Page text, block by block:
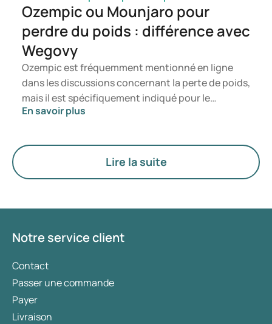
Ozempic ou Mounjaro pour
perdre du poids : différence avec
Wegovy
Ozempic est fréquemment mentionné en ligne
dans les discussions concernant la perte de poids,
mais il est spécifiquement indiqué pour le
traitement du diabète de type 2. Si vous
poids, des médicaments tels que Mounjaro et
Wegovy sont généralement privilégiés. Le choix
du traitement le plus adapté est déterminé par un
En savoir plus
Lire la suite
Notre service client
Contact
Passer une commande
Payer
Livraison